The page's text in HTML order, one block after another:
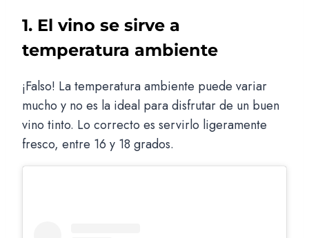
1. El vino se sirve a
temperatura ambiente
¡Falso! La temperatura ambiente puede variar
mucho y no es la ideal para disfrutar de un buen
vino tinto. Lo correcto es servirlo ligeramente
fresco, entre 16 y 18 grados.